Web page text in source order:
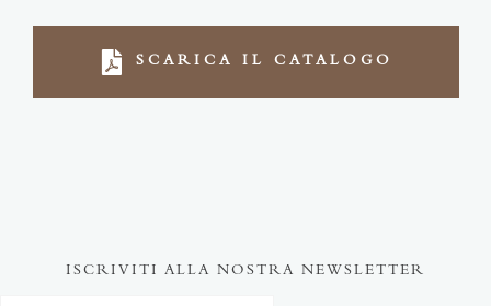
SCARICA IL CATALOGO
ISCRIVITI ALLA NOSTRA NEWSLETTER